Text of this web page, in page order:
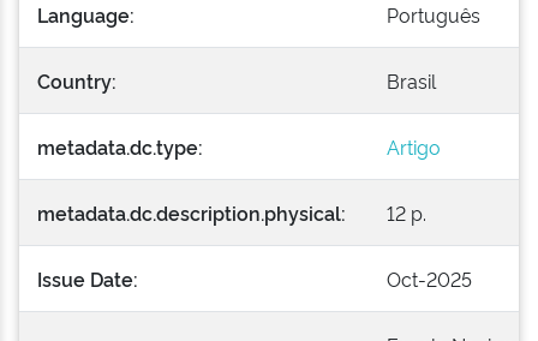
Language: Português
Country: Brasil
metadata.dc.type: Artigo
metadata.dc.description.physical: 12 p.
Issue Date: Oct-2025